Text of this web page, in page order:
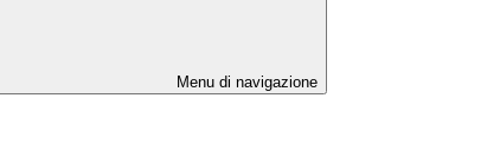
Menu di navigazione